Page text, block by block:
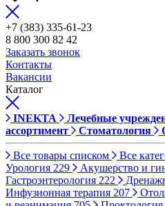
+7 (383) 335-61-23
8 800 300 82 42
Заказать звонок
Контакты
Вакансии
Каталог
INEKTA Лечебные
ассортимент
Стоматология
Все товары списком Все
Урология 229 Акушерство и
Гастроэнтерология 222
Инфузионная терапия 207